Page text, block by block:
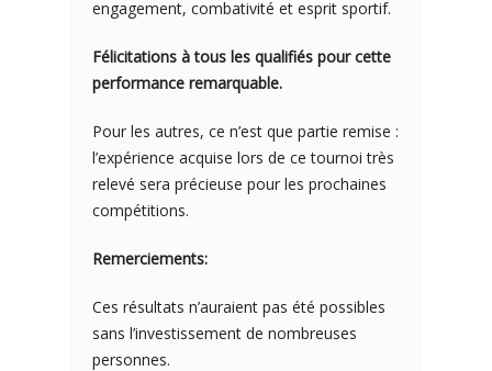
engagement, combativité et esprit sportif.
Félicitations à tous les qualifiés pour cette
performance remarquable.
Pour les autres, ce n’est que partie remise :
l’expérience acquise lors de ce tournoi très
relevé sera précieuse pour les prochaines
compétitions.
Remerciements:
Ces résultats n’auraient pas été possibles
sans l’investissement de nombreuses
personnes.